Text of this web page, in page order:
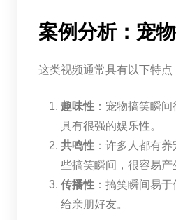
案例分析：宠
这类视频通常具有以下特点
趣味性：宠物搞笑瞬间
具有很强的娱乐性。
共鸣性：许多人都有养
些搞笑瞬间，很容易产
传播性：搞笑瞬间易于
给亲朋好友。